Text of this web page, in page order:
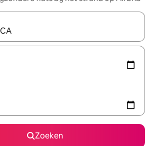
beschikbaar zijn, maak je een keuze
Zoeken